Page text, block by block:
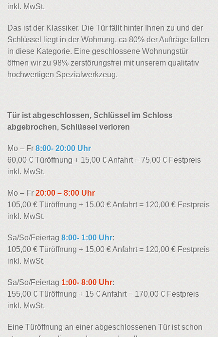
inkl. MwSt.
Das ist der Klassiker. Die Tür fällt hinter Ihnen zu und der
Schlüssel liegt in der Wohnung, ca 80% der Aufträge fallen
in diese Kategorie. Eine geschlossene Wohnungstür
öffnen wir zu 98% zerstörungsfrei mit unserem qualitativ
hochwertigen Spezialwerkzeug.
Tür ist abgeschlossen, Schlüssel im Schloss
abgebrochen, Schlüssel verloren
Mo – Fr8:00- 20:00 Uhr
60,00 € Türöffnung + 15,00 € Anfahrt = 75,00 € Festpreis
inkl. MwSt.
Mo – Fr20:00 – 8:00 Uhr
105,00 € Türöffnung + 15,00 € Anfahrt = 120,00 € Festpreis
inkl. MwSt.
Sa/So/Feiertag 8:00- 1:00 Uhr:
105,00 € Türöffnung + 15,00 € Anfahrt = 120,00 € Festpreis
inkl. MwSt.
Sa/So/Feiertag 1:00- 8:00 Uhr:
155,00 € Türöffnung + 15 € Anfahrt = 170,00 € Festpreis
inkl. MwSt.
Eine Türöffnung an einer abgeschlossenen Tür ist schon